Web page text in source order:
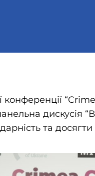
конференції
дискусія
та досягти